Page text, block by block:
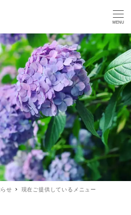
MENU
せ 現在ご提供しているメニュー